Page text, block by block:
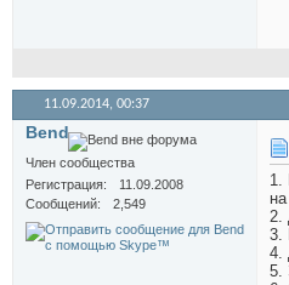
11.09.2014, 00:37
Bend
Член сообщества
Регистрация
11.09.2008
Сообщений
2,549
1.
2.
3.
4.
5.